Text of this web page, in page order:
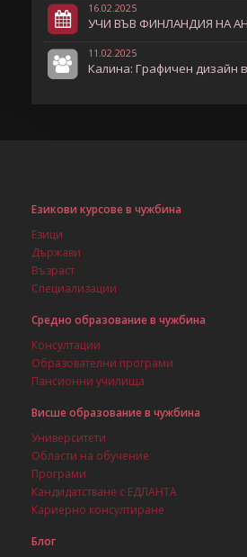
16.02.2025
УЧИ ВЪВ ФИНЛАНДИЯ НА
11.02.2025
Калина: Графичен дизайн
Езикови курсове в чужбина
Езици
Държави
Възраст
Специализации
Средно образование в чужбина
Консултации
Образователни програми
Пансионни училища
Висше образование в чужбина
Университети
Области на обучение
Програми
Кандидатстване с ЕДЛАНТА
Кариерно консултиране
Блог